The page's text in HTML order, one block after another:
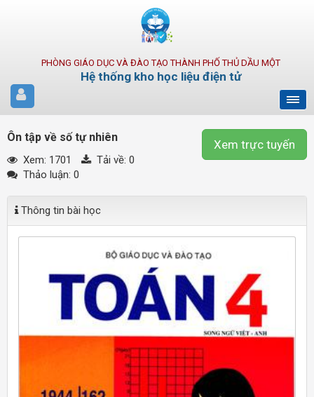
PHÒNG GIÁO DỤC VÀ ĐÀO TẠO THÀNH PHỐ THỦ DẦU MỘT
Hệ thống kho học liệu điện tử
Xem trực tuyến
Ôn tập về số tự nhiên
Xem: 1701 Tải về: 0
Thảo luận: 0
Thông tin bài học